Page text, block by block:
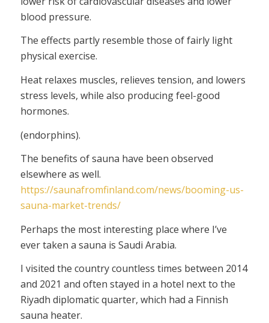
blood pressure.
The effects partly resemble those of fairly light
physical exercise.
Heat relaxes muscles, relieves tension, and lowers
stress levels, while also producing feel-good
hormones.
(endorphins).
The benefits of sauna have been observed
elsewhere as well.
https://saunafromfinland.com/news/booming-us-
sauna-market-trends/
Perhaps the most interesting place where I’ve
ever taken a sauna is Saudi Arabia.
I visited the country countless times between 2014
and 2021 and often stayed in a hotel next to the
Riyadh diplomatic quarter, which had a Finnish
sauna heater.